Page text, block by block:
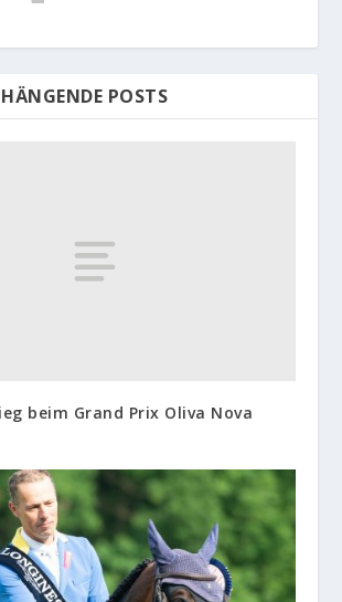
POSTS
beim Grand Prix Oliva Nova